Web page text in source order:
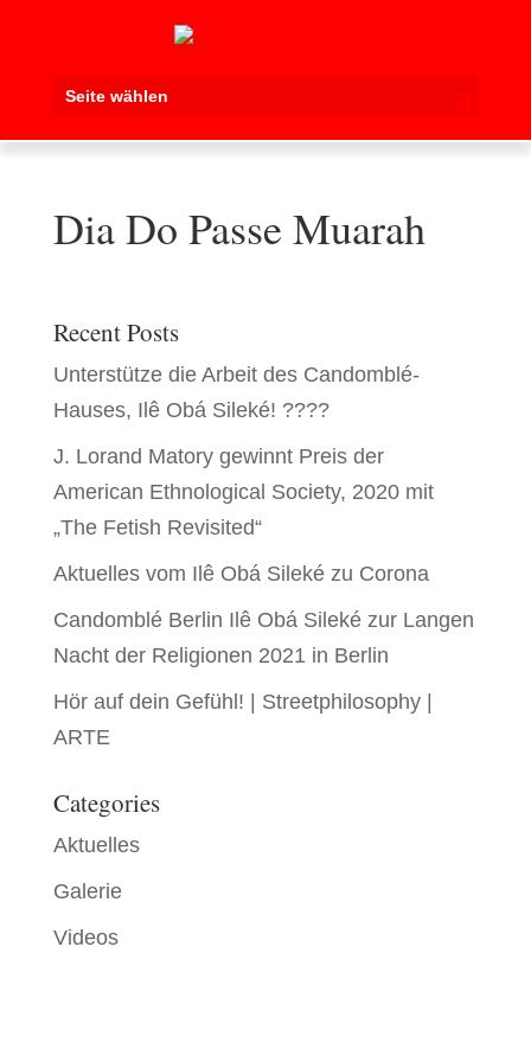
Seite wählen
Dia Do Passe Muarah
Recent Posts
Unterstütze die Arbeit des Candomblé-
Hauses, Ilê Obá Sileké! ????
J. Lorand Matory gewinnt Preis der
American Ethnological Society, 2020 mit
„The Fetish Revisited“
Aktuelles vom Ilê Obá Sileké zu Corona
Candomblé Berlin Ilê Obá Sileké zur Langen
Nacht der Religionen 2021 in Berlin
Hör auf dein Gefühl! | Streetphilosophy |
ARTE
Categories
Aktuelles
Galerie
Videos